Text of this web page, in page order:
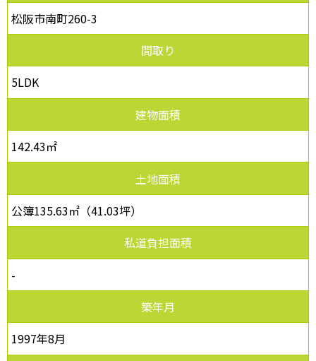
松阪市南町260-3
間取り
5LDK
建物面積
142.43㎡
土地面積
公簿135.63㎡（41.03坪）
私道負担面積
-
築年月
1997年8月